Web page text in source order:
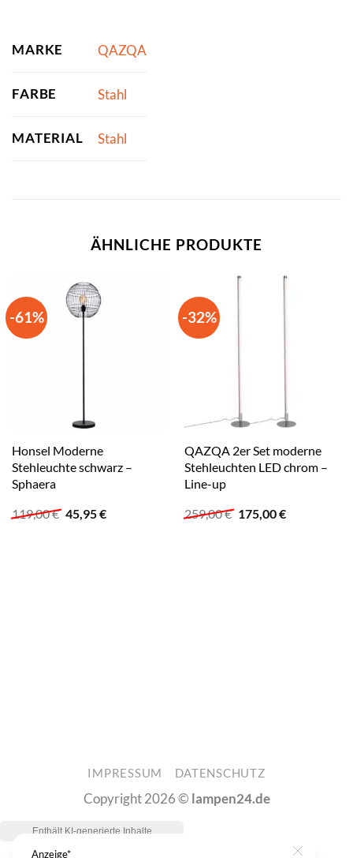
MARKE QAZQA
FARBE Stahl
MATERIAL Stahl
ÄHNLICHE PRODUKTE
-61%
Honsel Moderne
Stehleuchte schwarz –
Sphaera
119,00€ Ursprünglicher
Preis
45,95€Aktueller
-32%
QAZQA 2er Set moderne
Stehleuchten LED chrom –
Line-up
259,00€ Ursprünglicher
Preis
175,00€Aktueller
IMPRESSUM DATENSCHUTZ
Copyright 2026 © lampen24.de
Anzeige*